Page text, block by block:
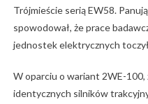
Trójmieście serią EW58.
spowodował, że prace
jednostek elektrycznych
W oparciu o wariant 2WE-100,
identycznych silników